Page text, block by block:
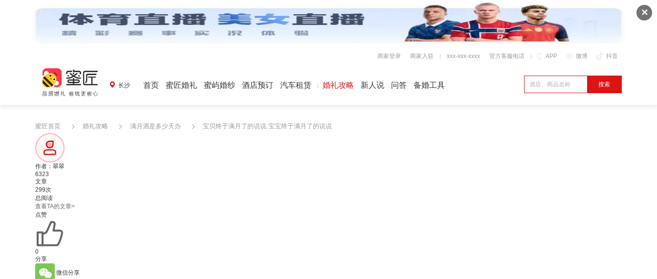
✕
APP 微博 抖音
商家登录 商家入驻 xxx-xxx-xxxx 官方客服电话
长沙 首页 蜜匠婚礼 蜜屿婚纱 酒店预订 汽车租赁 婚礼攻略 新人说 问答 备婚工具
蜜匠首页 婚礼攻略 满月酒是多少天办 宝贝终于满月了的说说 宝宝终于满月了的说说
作者：翠翠
6323
文章
299次
总阅读
查看TA的文章>
点赞
0
分享
微信分享